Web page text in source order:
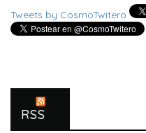
Tweets by CosmoTwitero
RSS